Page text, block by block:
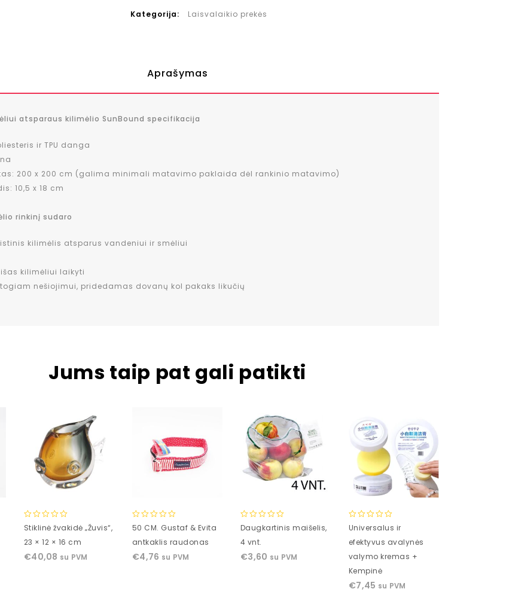
Kategorija: Laisvalaikio prekės
Aprašymas
atsparaus kilimėlio SunBound specifikacija
ir TPU danga
200 x 200 cm (galima minimali matavimo paklaida dėl rankinio matavimo)
10,5 x 18 cm
rinkinį sudaro
kilimėlis atsparus vandeniui ir smėliui
kilimėliui laikyti
nešiojimui, pridedamas dovanų kol pakaks likučių
Jums taip pat gali patikti
0
of
5
Stiklinė žvakidė „Žuvis“,
23 × 12 × 16 cm
€40,08 su PVM
0
of
5
50 CM. Gustaf & Evita
antkaklis raudonas
€4,76 su PVM
0
of
5
Daugkartinis maišelis,
4 vnt.
€3,60 su PVM
0
of
5
Universalus ir
efektyvus avalynės
valymo kremas +
Kempinė
€7,45 su PVM